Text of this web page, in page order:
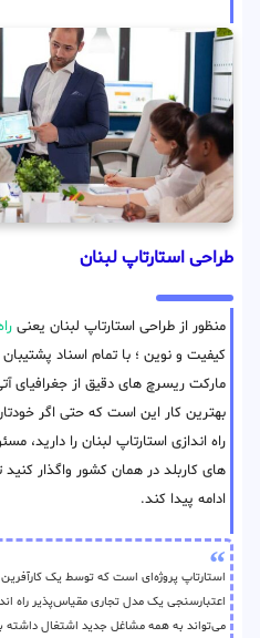
طراحی استارتاپ لبنان
منظور از طراحی استارتاپ لبنان یعنی
کیفیت و نوین ؛ با تمام اسناد
مارکت ریسرچ های دقیق از جغرافیای
بهترین کار این است که حتی اگر
راه اندازی استارتاپ لبنان را
های کاربلد در همان کشور واگذار کنید
ادامه پیدا کند.
استارتاپ پروژه‌ای است که توسط یک
اعتبارسنجی یک مدل تجاری مقیاس‌پذیر راه
می‌تواند به همه مشاغل جدید اشتغال داشته